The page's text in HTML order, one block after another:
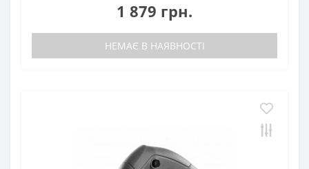
1 879 грн.
НЕМАЄ В НАЯВНОСТІ